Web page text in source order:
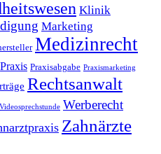
Klinik
Marketing
Medizinrecht
Praxis Praxisabgabe Praxismarketing
Rechtsanwalt
Videosprechstunde Werberecht
Zahnärzte